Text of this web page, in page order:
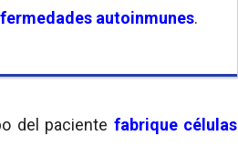
autoinmunes.
del paciente fabrique células